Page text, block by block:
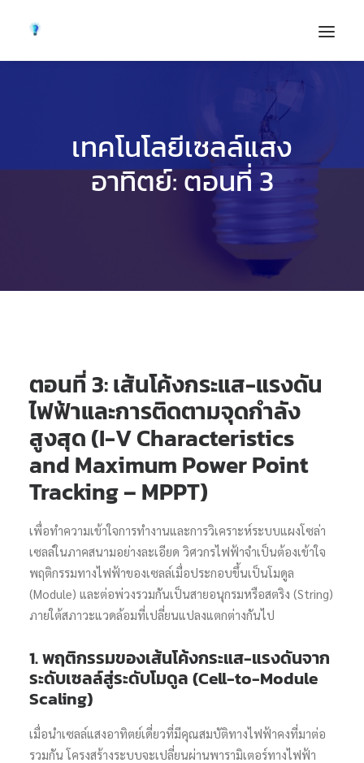
Search
เทคโนโลยีเซลล์แสง
อาทิตย์: ตอนที่ 3
ตอนที่ 3: เส้นโค้งกระแส-แรงดัน
ไฟฟ้าและการติดตามจุดกำลัง
สูงสุด (I-V Characteristics
and Maximum Power Point
Tracking – MPPT)
เพื่อทำความเข้าใจการทำงานและการวิเคราะห์ระบบแผงโซล่า
เซลล์ในภาคสนามอย่างละเอียด วิศวกรไฟฟ้าจำเป็นต้องเข้าใจ
พฤติกรรมทางไฟฟ้าของเซลล์เมื่อประกอบขึ้นเป็นโมดูล
(Module) และต่อพ่วงรวมกันเป็นสายอนุกรมหรือสตริง (String)
ภายใต้สภาวะแวดล้อมที่เปลี่ยนแปลงแตกต่างกันไป
1. พฤติกรรมของเส้นโค้งกระแส-แรงดันจาก
ระดับเซลล์สู่ระดับโมดูล (Cell-to-Module
Scaling)
เมื่อนำเซลล์แสงอาทิตย์เดี่ยวที่มีคุณสมบัติทางไฟฟ้าคงที่มาต่อ
รวมกัน โครงสร้างระบบจะเปลี่ยนผ่านพารามิเตอร์ทางไฟฟ้า